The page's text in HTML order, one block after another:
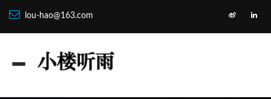
lou-hao@163.com